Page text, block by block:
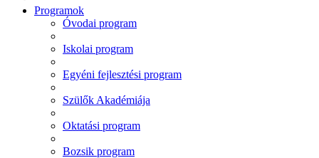
Programok
Óvodai program
Iskolai program
Egyéni fejlesztési program
Szülők Akadémiája
Oktatási program
Bozsik program